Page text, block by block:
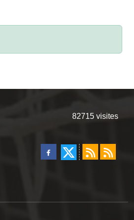
82715 visites